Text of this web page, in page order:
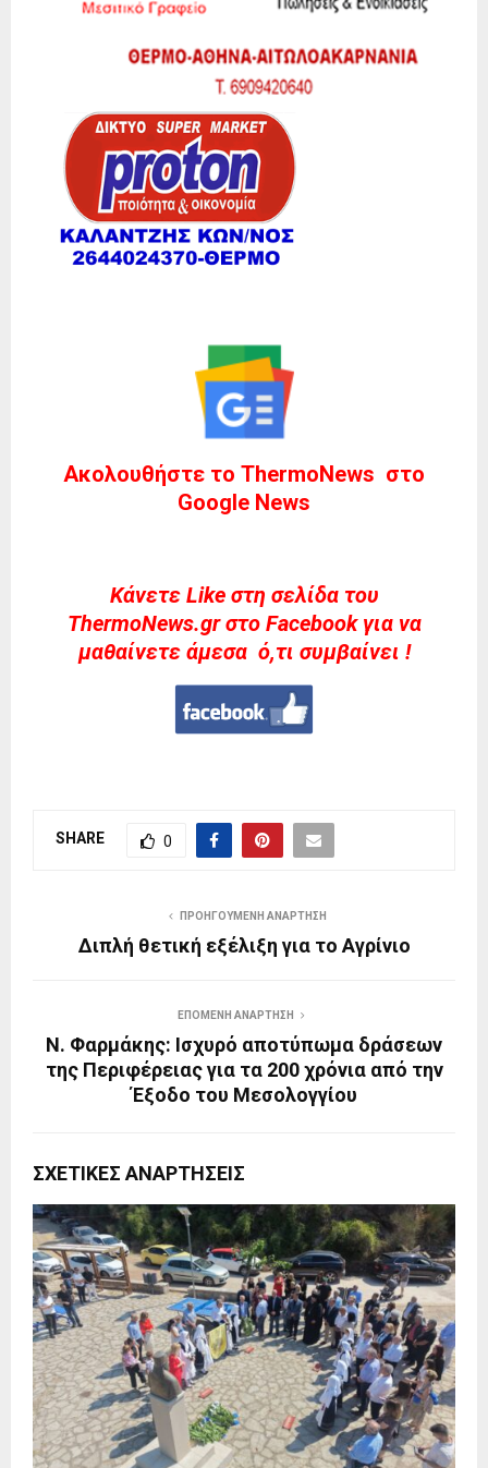
Ακολουθήστε το ThermoNews στο
Google News
Kάνετε Like στη σελίδα του
ThermoNews.gr στο Facebook για να
μαθαίνετε άμεσα ό,τι συμβαίνει !
SHARE 0
ΠΡΟΗΓΟΎΜΕΝΗ ΑΝΆΡΤΗΣΗ
Διπλή θετική εξέλιξη για το Αγρίνιο
ΕΠΌΜΕΝΗ ΑΝΆΡΤΗΣΗ
Ν. Φαρμάκης: Ισχυρό αποτύπωμα δράσεων
της Περιφέρειας για τα 200 χρόνια από την
Έξοδο του Μεσολογγίου
ΣΧΕΤΙΚΈΣ ΑΝΑΡΤΉΣΕΙΣ